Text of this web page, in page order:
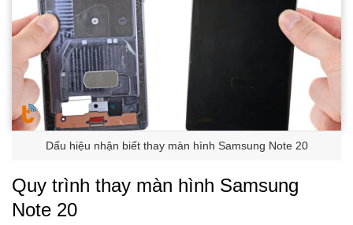
Dấu hiệu nhận biết thay màn hình Samsung Note 20
Quy trình thay màn hình Samsung
Note 20